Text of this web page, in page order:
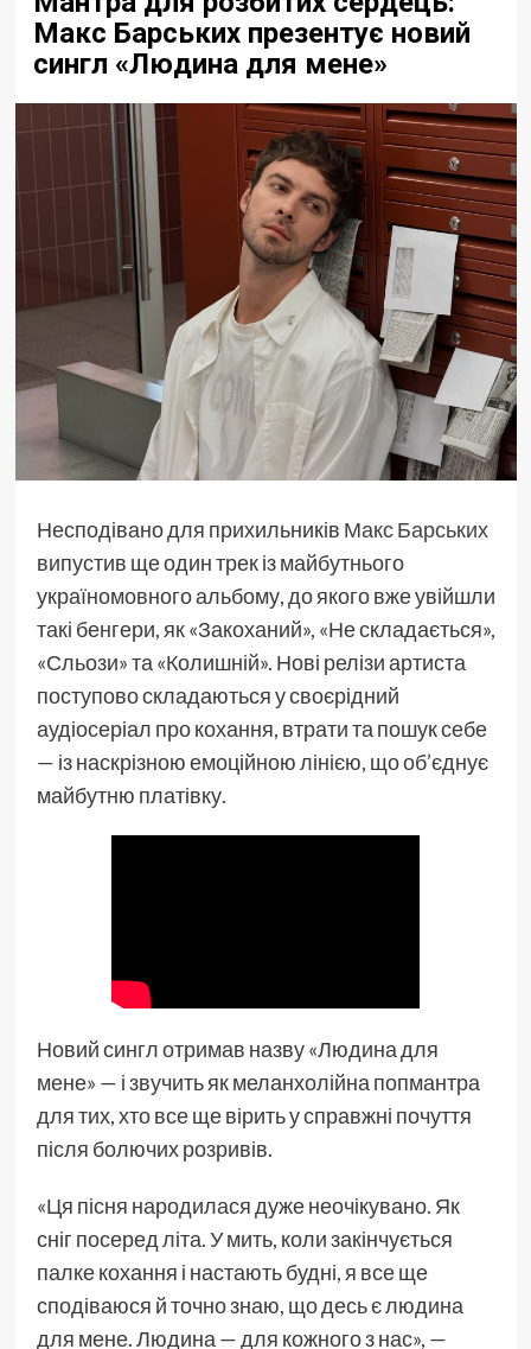
Макс Барських презентує новий
сингл «Людина для мене»
Несподівано для прихильників Макс Барських
випустив ще один трек із майбутнього
україномовного альбому, до якого вже увійшли
такі бенгери, як «Закоханий», «Не складається»,
«Сльози» та «Колишній». Нові релізи артиста
поступово складаються у своєрідний
аудіосеріал про кохання, втрати та пошук себе
— із наскрізною емоційною лінією, що об’єднує
майбутню платівку.
Новий сингл отримав назву «Людина для
мене» — і звучить як меланхолійна попмантра
для тих, хто все ще вірить у справжні почуття
після болючих розривів.
«Ця пісня народилася дуже неочікувано. Як
сніг посеред літа. У мить, коли закінчується
палке кохання і настають будні, я все ще
сподіваюся й точно знаю, що десь є людина
для мене. Людина — для кожного з нас», —